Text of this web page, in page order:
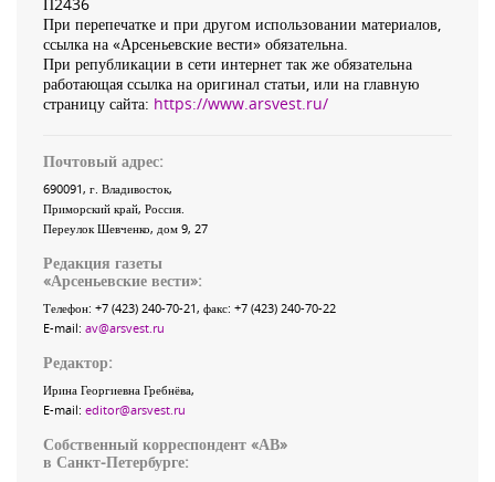
При перепечатке и при другом использовании материалов,
ссылка на «Арсеньевские вести» обязательна.
При републикации в сети интернет так же обязательна
работающая ссылка на оригинал статьи, или на главную
страницу сайта: https://www.arsvest.ru/
Почтовый адрес:
690091, г. Владивосток,
Приморский край, Россия
Переулок Шевченко, дом 9, 27
Редакция газеты
«Арсеньевские вести»:
Телефон: +7 (423) 240-70-21, факс: +7 (423) 240-70-22
E-mail: av@arsvest.ru
Редактор:
Ирина Георгиевна Гребнёва,
E-mail: editor@arsvest.ru
Собственный корреспондент «АВ»
в Санкт-Петербурге: